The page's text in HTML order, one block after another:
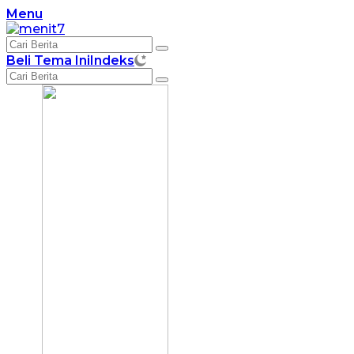
Langsung
ke
konten
Menu
Beli Tema IniIndeks